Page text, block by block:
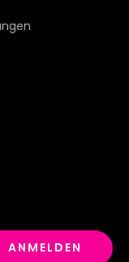
ANMELDEN